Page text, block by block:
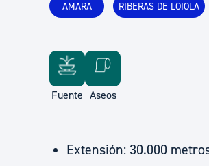
Participación ciudadana
AMARA RIBERAS DE LOIOLA
Fuente Aseos
Extensión: 30.000